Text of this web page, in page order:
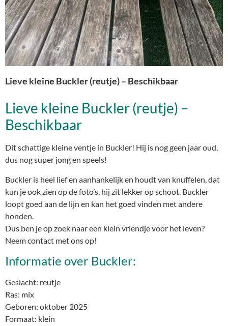
Lieve kleine Buckler (reutje) – Beschikbaar
Lieve kleine Buckler (reutje) –
Beschikbaar
Dit schattige kleine ventje in Buckler! Hij is nog geen jaar oud,
dus nog super jong en speels!
Buckler is heel lief en aanhankelijk en houdt van knuffelen, dat
kun je ook zien op de foto’s, hij zit lekker op schoot. Buckler
loopt goed aan de lijn en kan het goed vinden met andere
honden.
Dus ben je op zoek naar een klein vriendje voor het leven?
Neem contact met ons op!
Informatie over Buckler:
Geslacht: reutje
Ras: mix
Geboren: oktober 2025
Formaat: klein